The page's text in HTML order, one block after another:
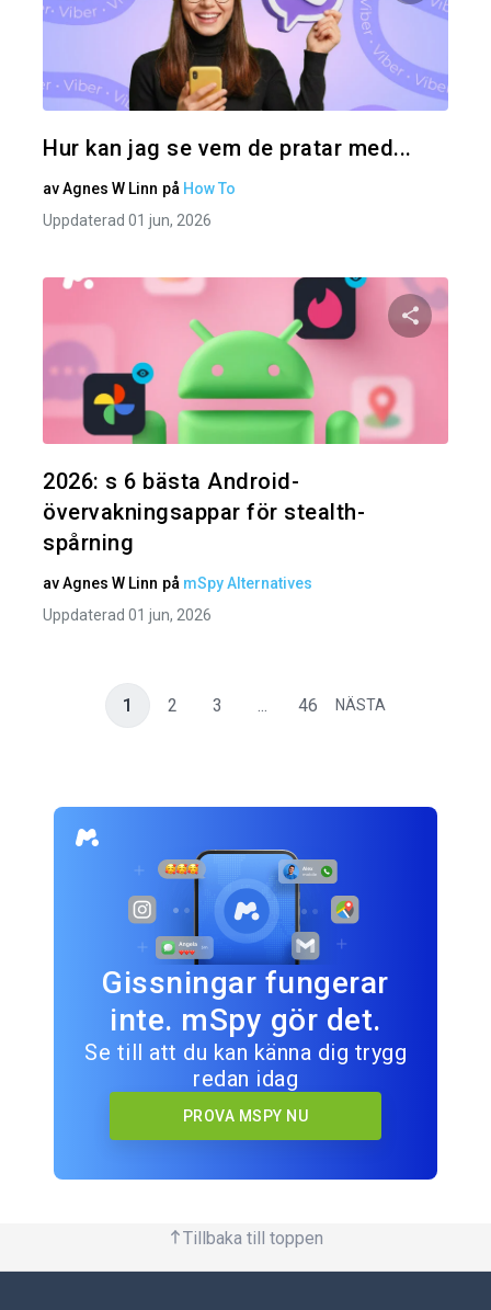
Hur kan jag se vem de pratar med...
avAgnes W Linn på How To
Uppdaterad 01 jun, 2026
2026: s 6 bästa Android-
övervakningsappar för stealth-
spårning
avAgnes W Linn på mSpy Alternatives
Uppdaterad 01 jun, 2026
1 2 3 ... 46 NÄSTA
Gissningar fungerar
inte. mSpy gör det.
Se till att du kan känna dig trygg
redan idag
PROVA MSPY NU
Tillbaka till toppen